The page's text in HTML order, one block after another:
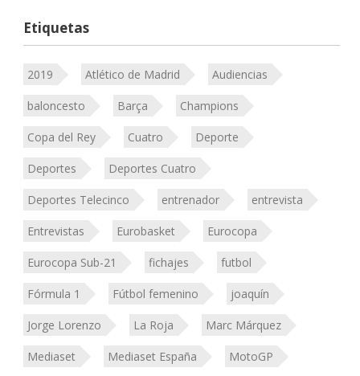
Etiquetas
2019 Atlético de Madrid Audiencias
baloncesto Barça Champions
Copa del Rey Cuatro Deporte
Deportes Deportes Cuatro
Deportes Telecinco entrenador entrevista
Entrevistas Eurobasket Eurocopa
Eurocopa Sub-21 fichajes futbol
Fórmula 1 Fútbol femenino joaquín
Jorge Lorenzo La Roja Marc Márquez
Mediaset Mediaset España MotoGP